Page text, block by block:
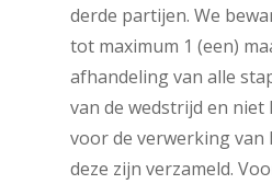
derde partijen. We
tot maximum 1 (een)
afhandeling van alle
van de wedstrijd en
voor de verwerking
deze zijn verzameld.